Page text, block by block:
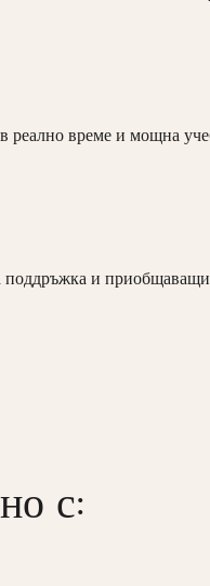
реално време и мощна
поддръжка и
с: